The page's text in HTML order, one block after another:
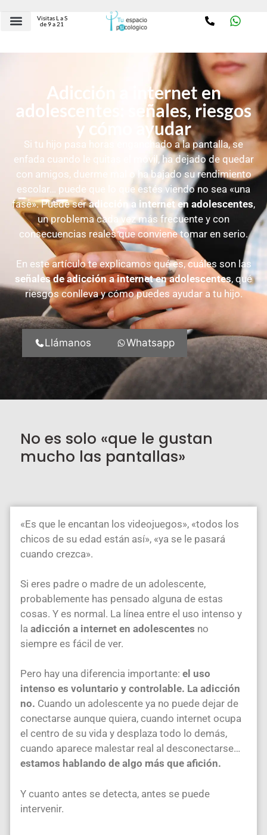
Visitas L a S
de 9 a 21
Adicción a internet en
adolescentes: señales, riesgos
y cómo ayudar
Si tu hijo pasa horas enganchado a la pantalla, se
enfada cuando le quitas el móvil, ha dejado de quedar
con amigos, duerme mal o ha bajado su rendimiento
escolar… puede que lo que estés viendo no sea «una
fase». Puede seradicción a internet en adolescentes,
un problema cada vez más frecuente y con
consecuencias reales que conviene tomar en serio.
En este artículo te explicamos qué es, cuáles son las
señales de adicción a internet en adolescentes, qué
riesgos conlleva y cómo puedes ayudar a tu hijo.
Llámanos Whatsapp
No es solo «que le gustan
mucho las pantallas»
«Es que le encantan los videojuegos», «todos los
chicos de su edad están así», «ya se le pasará
cuando crezca».
Si eres padre o madre de un adolescente,
probablemente has pensado alguna de estas
cosas. Y es normal. La línea entre el uso intenso y
la adicción a internet en adolescentes no
siempre es fácil de ver.
Pero hay una diferencia importante: el uso
intenso es voluntario y controlable. La adicción
no. Cuando un adolescente ya no puede dejar de
conectarse aunque quiera, cuando internet ocupa
el centro de su vida y desplaza todo lo demás,
cuando aparece malestar real al desconectarse…
estamos hablando de algo más que afición.
Y cuanto antes se detecta, antes se puede
intervenir.